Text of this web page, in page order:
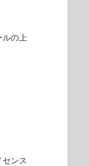
の上
ンス